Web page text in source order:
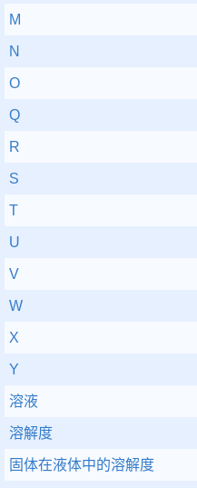
M
N
O
Q
R
S
T
U
V
W
X
Y
溶液
溶解度
固体在液体中的溶解度